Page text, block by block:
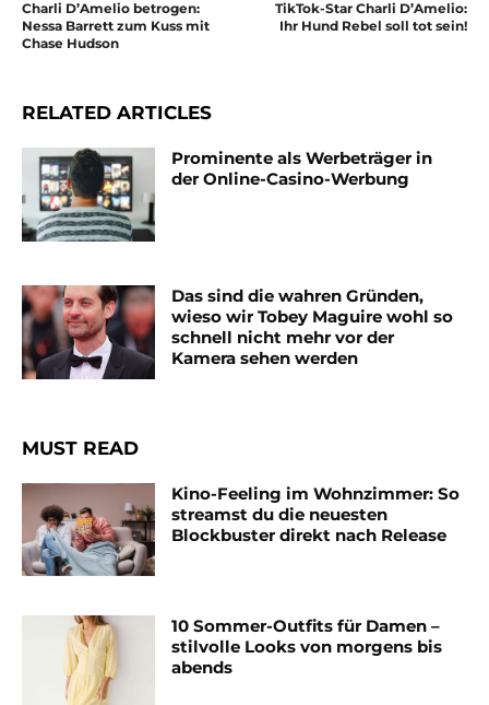
Charli D’Amelio betrogen:
Nessa Barrett zum Kuss mit
Chase Hudson
TikTok-Star Charli D’Amelio:
Ihr Hund Rebel soll tot sein!
RELATED ARTICLES
Prominente als Werbeträger in
der Online-Casino-Werbung
Das sind die wahren Gründen,
wieso wir Tobey Maguire wohl so
schnell nicht mehr vor der
Kamera sehen werden
MUST READ
Kino-Feeling im Wohnzimmer: So
streamst du die neuesten
Blockbuster direkt nach Release
10 Sommer-Outfits für Damen –
stilvolle Looks von morgens bis
abends